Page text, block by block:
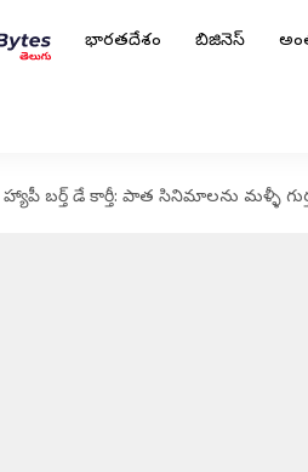
భారతదేశం బిజినెస్
హ్యాపీ బర్త్ డే కార్తీ: పాత సినిమాలను మళ్ళీ